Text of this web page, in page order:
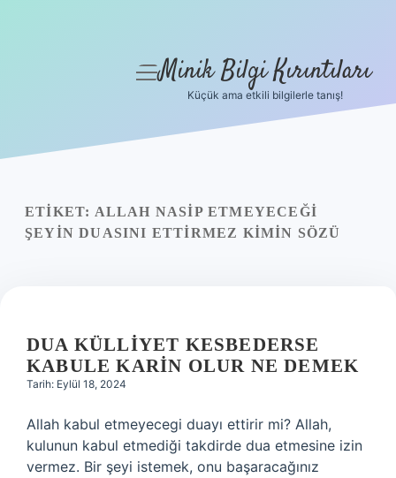
Yasal Uyarı
menüyü
Minik Bilgi Kırıntıları
Küçük ama etkili bilgilerle tanış!
ETIKET: ALLAH NASIP ETMEYECEĞI
ŞEYIN DUASINI ETTIRMEZ KIMIN SÖZÜ
DUA KÜLLIYET KESBEDERSE
KABULE KARIN OLUR NE DEMEK
Tarih: Eylül 18, 2024
Allah kabul etmeyecegi duayı ettirir mi? Allah,
kulunun kabul etmediği takdirde dua etmesine izin
vermez. Bir şeyi istemek, onu başaracağınız